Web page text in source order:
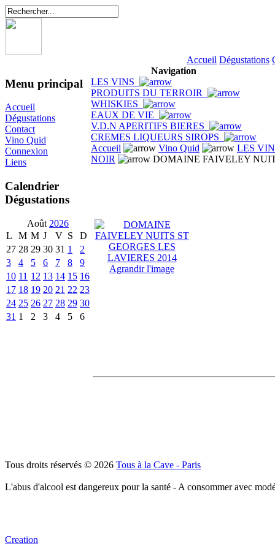
Accueil Dégustations
Menu principal
Accueil
Dégustations
Contact
Vino Quid
Connexion
Liens
Calendrier
Dégustations
Août 2026
L
M M J V S
D
27 28 29 30 31 1
2
3
4 5 6 7 8
9
10 11 12 13 14 15 16
17 18 19 20 21 22 23
24 25 26 27 28 29 30
31 1 2 3 4 5 6
Navigation
LES VINS
PRODUITS DU TERROIR
WHISKIES
EAUX DE VIE
V.D.N APERITIFS BIERES
CREMES LIQUEURS SIROPS
Accueil
Vino Quid
LES
NOIR
DOMAINE FAIVELEY
Agrandir l'image
Tous droits réservés © 2026 Tous à la Cave - Paris
L'abus d'alcool est dangereux pour la santé - A consommer avec
Creation